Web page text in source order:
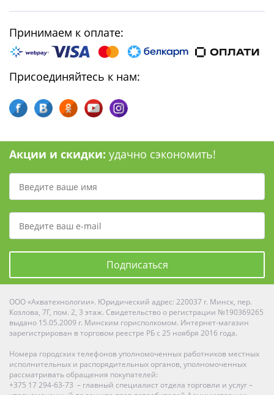
Принимаем к оплате:
Присоединяйтесь к нам:
Акции и скидки: удачно сэкономить!
Подписаться
ООО «Акватехнологии». Юридический адрес: 220037 г. Минск, пер.
Козлова, 7Г, пом. 2, 3 этаж. Свидетельство о регистрации №190369265
выдано 15.05.2009 г. Минским горисполкомом. Интернет-магазин
зарегистрирован в торговом реестре РБ с 25 ноября 2016 года.
Номера городских телефонов уполномоченных работников местных
исполнительных и распорядительных органов, уполномоченных
рассматривать обращения покупателей:
+375 17 294-63-73 – главный специалист отдела торговли и услуг –